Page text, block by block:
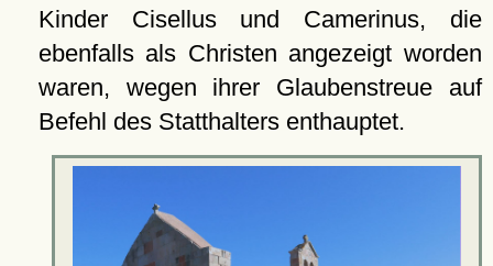
Kinder Cisellus und Camerinus, die
ebenfalls als Christen angezeigt worden
waren, wegen ihrer Glaubenstreue auf
Befehl des Statthalters enthauptet.